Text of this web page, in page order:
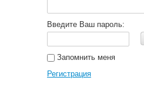
Введите Ваш пароль:
Запомнить меня
Регистрация